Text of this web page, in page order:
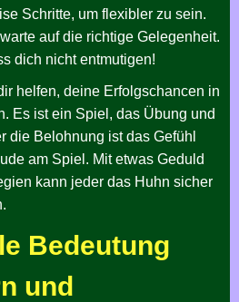
Schritte, um flexibler zu sein.
auf die richtige Gelegenheit.
dich nicht entmutigen!
helfen, deine Erfolgschancen in
Es ist ein Spiel, das Übung und
die Belohnung ist das Gefühl
am Spiel. Mit etwas Geduld
kann jeder das Huhn sicher
Bedeutung
und